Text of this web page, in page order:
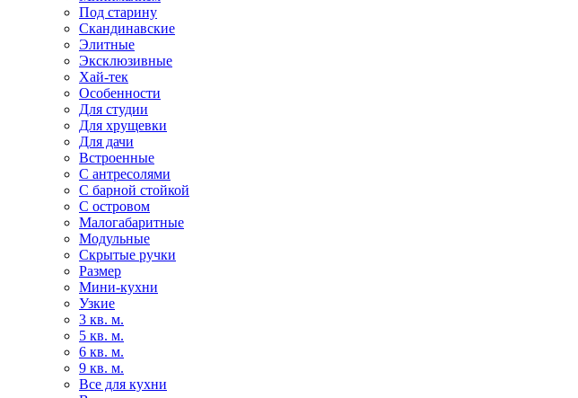
Под старину
Скандинавские
Элитные
Эксклюзивные
Хай-тек
Особенности
Для студии
Для хрущевки
Для дачи
Встроенные
С антресолями
С барной стойкой
С островом
Малогабаритные
Модульные
Скрытые ручки
Размер
Мини-кухни
Узкие
3 кв. м.
5 кв. м.
6 кв. м.
9 кв. м.
Все для кухни